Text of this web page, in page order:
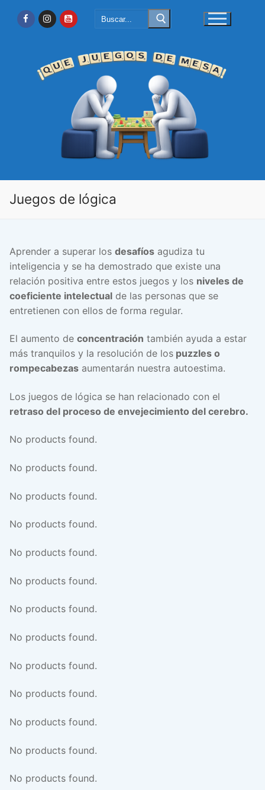
Buscar:
Juegos de lógica
Aprender a superar los desafíos agudiza tu
inteligencia y se ha demostrado que existe una
relación positiva entre estos juegos y los niveles de
coeficiente intelectual de las personas que se
entretienen con ellos de forma regular.
El aumento de concentración también ayuda a estar
más tranquilos y la resolución de los puzzles o
rompecabezas aumentarán nuestra autoestima.
Los juegos de lógica se han relacionado con el
retraso del proceso de envejecimiento del cerebro.
No products found.
No products found.
No products found.
No products found.
No products found.
No products found.
No products found.
No products found.
No products found.
No products found.
No products found.
No products found.
No products found.